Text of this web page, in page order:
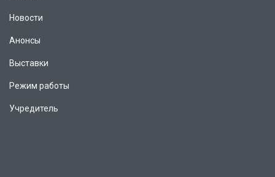
Новости
Анонсы
Выставки
Режим работы
Учредитель